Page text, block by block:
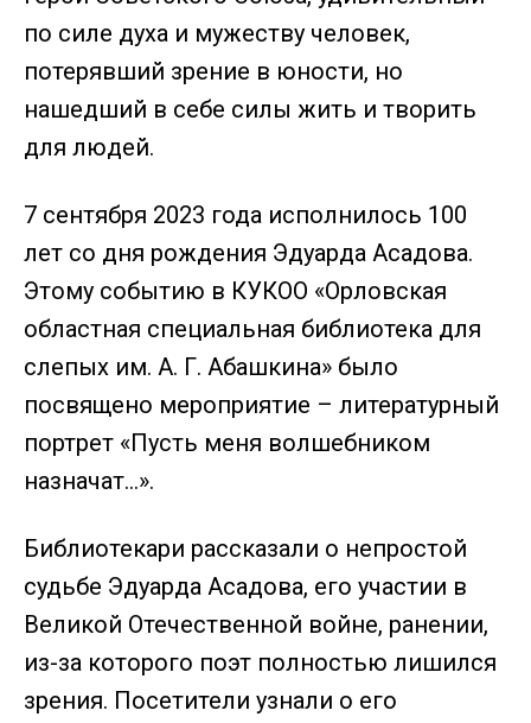
по силе духа и мужеству человек,
потерявший зрение в юности, но
нашедший в себе силы жить и творить
для людей.
7 сентября 2023 года исполнилось 100
лет со дня рождения Эдуарда Асадова.
Этому событию в КУКОО «Орловская
областная специальная библиотека для
слепых им. А. Г. Абашкина» было
посвящено мероприятие – литературный
портрет «Пусть меня волшебником
назначат…».
Библиотекари рассказали о непростой
судьбе Эдуарда Асадова, его участии в
Великой Отечественной войне, ранении,
из-за которого поэт полностью лишился
зрения. Посетители узнали о его